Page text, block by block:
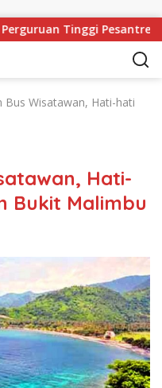
Tinggi Pesantren
Bus Wisatawan, Hati-hati
Hati-
Bukit Malimbu